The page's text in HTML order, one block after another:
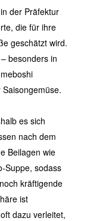
der Präfektur
die für ihre
geschätzt wird.
besonders in
es sich
nach dem
Beilagen wie
Suppe, sodass
kräftigende
ist
dazu verleitet,